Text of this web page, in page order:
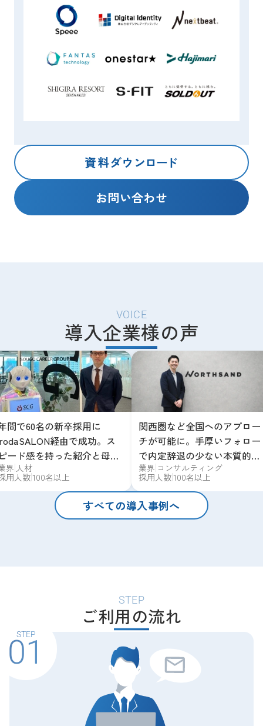
資料ダウ ンロード
お問い合わせ
VOICE
導入企業様の声
間で60名の新卒採用に
経由で成功。ス
ード感を持った紹介と母集
マッチングが決め手に。
界 人材
用人数 100名以上
関西圏など全国へのアプロー
チが可能に。手厚いフォロー
で内定辞退の少ない本質的な
マッチングへ
業界 コンサルティング
採用人数 100名以上
すべての導入事例へ
STEP
ご利用の流れ
STEP
01